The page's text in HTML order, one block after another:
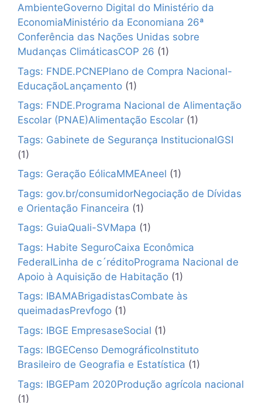
AmbienteGoverno Digital do Ministério da
EconomiaMinistério da Economiana 26ª
Conferência das Nações Unidas sobre
Mudanças ClimáticasCOP 26 (1)
Tags: FNDE.PCNEPlano de Compra Nacional-
EducaçãoLançamento (1)
Tags: FNDE.Programa Nacional de Alimentação
Escolar (PNAE)Alimentação Escolar (1)
Tags: Gabinete de Segurança InstitucionalGSI
(1)
Tags: Geração EólicaMMEAneel (1)
Tags: gov.br/consumidorNegociação de Dívidas
e Orientação Financeira (1)
Tags: GuiaQuali-SVMapa (1)
Tags: Habite SeguroCaixa Econômica
FederalLinha de c´réditoPrograma Nacional de
Apoio à Aquisição de Habitação (1)
Tags: IBAMABrigadistasCombate às
queimadasPrevfogo (1)
Tags: IBGE EmpresaseSocial (1)
Tags: IBGECenso DemográficoInstituto
Brasileiro de Geografia e Estatística (1)
Tags: IBGEPam 2020Produção agrícola nacional
(1)